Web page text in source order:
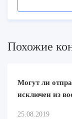
Похожие
Могут ли
исключен из
25.08.2019